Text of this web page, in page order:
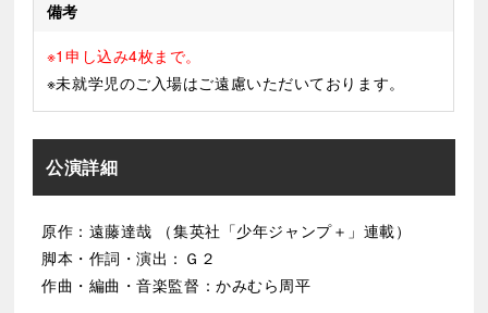
備考
※1申し込み4枚まで。
※未就学児のご入場はご遠慮いただいております。
公演詳細
原作：遠藤達哉 （集英社「少年ジャンプ＋」連載）
脚本・作詞・演出：Ｇ２
作曲・編曲・音楽監督：かみむら周平